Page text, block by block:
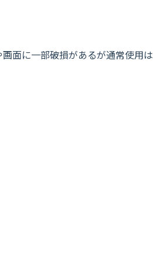
面に一部破損があるが通常使用は